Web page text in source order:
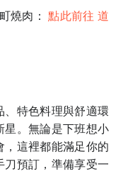
燒肉：點此前往 道
特色料理與舒適環
。無論是下班想小
這裡都能滿足你的
預訂，準備享受一